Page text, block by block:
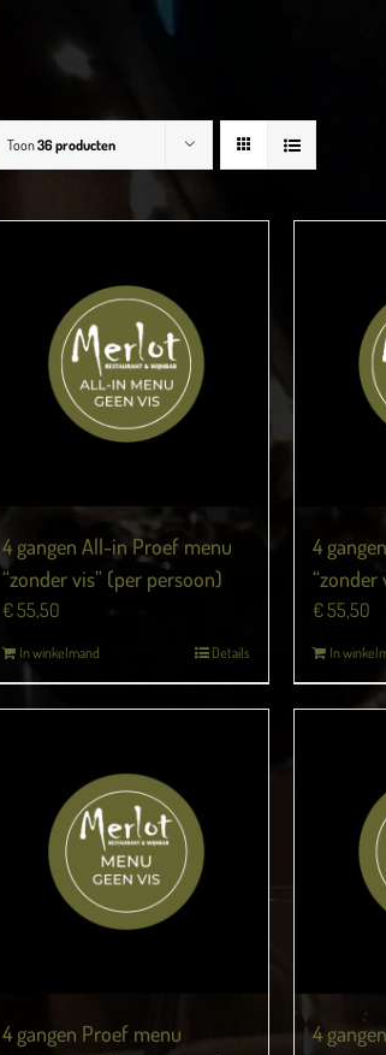
Toon36 producten
4 gangen All-in Proef menu
“zonder vis” (per persoon)
€55,50
In winkelmand Details
4
“zonder
€55,50
In
4 gangen Proef menu
4